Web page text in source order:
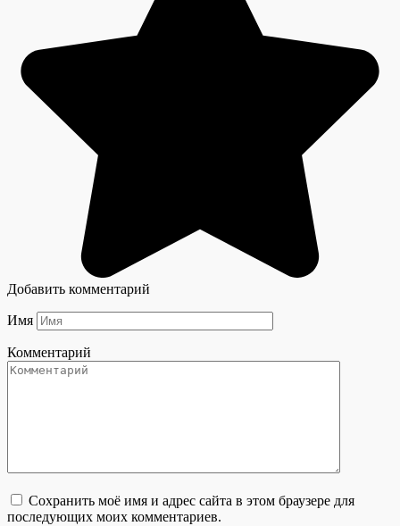
Добавить комментарий
Имя
Комментарий
Сохранить моё имя и адрес сайта в этом браузере для
последующих моих комментариев.